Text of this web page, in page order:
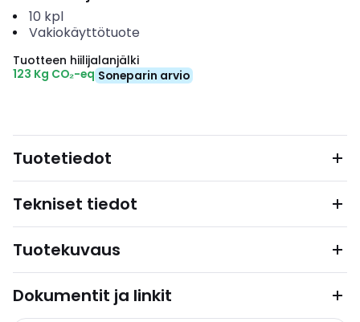
10 kpl
Vakiokäyttötuote
Tuotteen hiilijalanjälki
123 Kg CO₂-eq Soneparin arvio
Tuotetiedot
Tekniset tiedot
Tuotekuvaus
Dokumentit ja linkit